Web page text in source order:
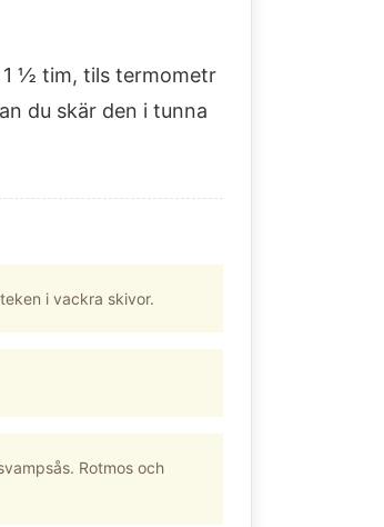
1 ½ tim, tils termometr
du skär den i tunna
i vackra skivor.
Rotmos och